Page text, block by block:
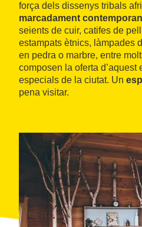
força dels dissenys tribals
marcadament
seients de cuir, catifes de
estampats ètnics, làmpades
en pedra o marbre, entre
composen la oferta
especials de la ciutat. Un
pena visitar.